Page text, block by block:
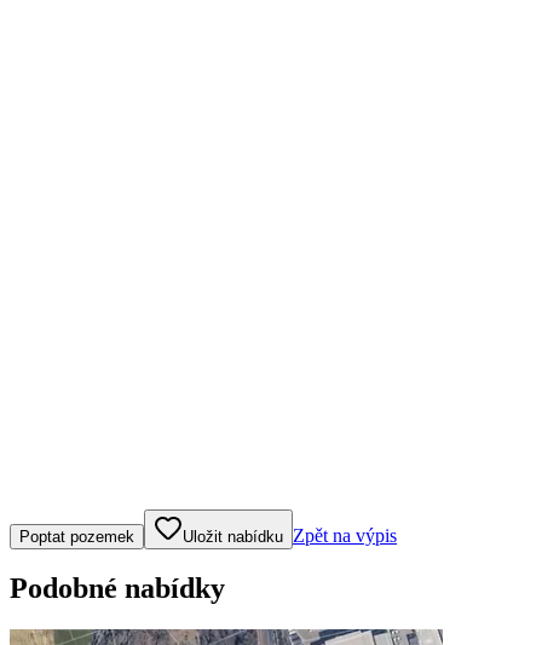
Klepněte nebo klikněte pro ovládání mapy
Poptat pozemek Uložit nabídku Zpět na výpis
Podobné nabídky